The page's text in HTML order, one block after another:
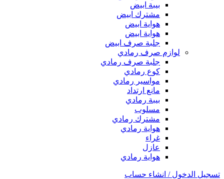
بيبة ابيض
مشترك ابيض
هواية ابيض
هواية ابيض
جلبة صرف ابيض
لوازم صرف رمادي
جلبة صرف رمادي
كوع رمادي
مواسير رمادي
مانع ارتداد
بيبة رمادي
مسلوب
مشترك رمادي
هواية رمادي
غراء
عازل
هواية رمادي
تسجيل الدخول / انشاء حساب